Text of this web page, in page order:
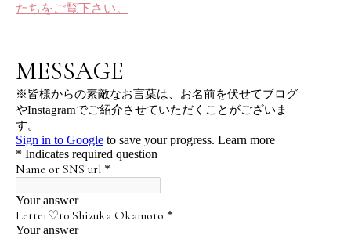
たちをご覧下さい。